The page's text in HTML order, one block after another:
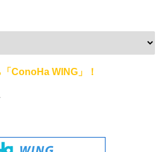
ConoHa WING」！